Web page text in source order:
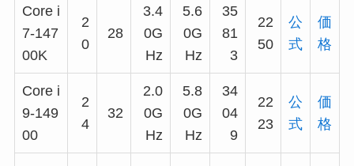
Core i
7-147
00K
2
0
28
3.4
0G
Hz
5.6
0G
Hz
35
81
3
22
50
公
式
価
格
Core i
9-149
00
2
4
32
2.0
0G
Hz
5.8
0G
Hz
34
04
9
22
23
公
式
価
格